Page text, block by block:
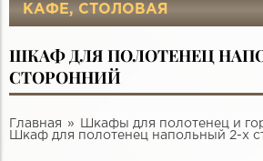
КАФЕ, СТОЛОВАЯ
ШКАФ ДЛЯ ПОЛОТЕНЕЦ
СТОРОННИЙ
Главная
Шкафы для полотенец и
Шкаф для полотенец напольный 2-х